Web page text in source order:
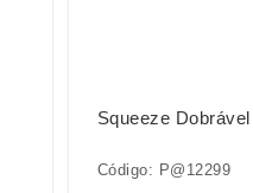
Squeeze
Código: P@12299